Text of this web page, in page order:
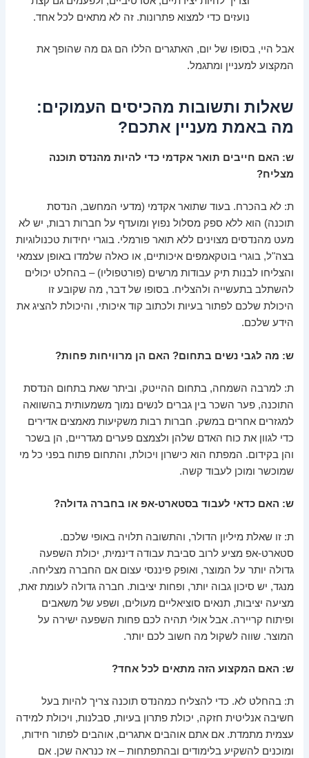
נועזים כדי למצוא פתרונות. זה לא מתאים לכל אחד.
אבל היי, בסופו של יום, האתגרים הללו הם גם מה שהופך את
המקצוע למעניין ומתגמל.
שאלות ותשובות מהכיסים העמוקים:
מה באמת מעניין אתכם?
ש: האם חייבים תואר אקדמי כדי להיות מהנדס תוכנה
מצליח?
ת: לא בהכרח. בעוד שתואר אקדמי (מדעי המחשב, הנדסת
תוכנה) הוא ללא ספק מסלול נפוץ ומועדף על חברות רבות, יש לא
מעט מהנדסים מצוינים ללא תואר פורמלי. בוגרי יחידות טכנולוגיות
בצה"ל, בוגרי בוטקאמפים איכותיים, או כאלה שלמדו באופן עצמאי
והצליחו לבנות תיק עבודות מרשים (פורטפוליו) – בהחלט יכולים
להשתלב בתעשייה ולהצליח. בסופו של דבר, מה שקובע זו
היכולת שלכם לפתור בעיות ולכתוב קוד איכותי, והיכולת להציג את
הידע שלכם.
ש: מה לגבי נשים בתחום? האם הן מרוויחות פחות?
ת: למרבה השמחה, בתחום ההייטק, וביתר שאת בתחום הנדסת
התוכנה, פער השכר בין גברים לנשים נמוך משמעותית בהשוואה
למגזרים אחרים במשק. חברות רבות משקיעות מאמצים אדירים
כדי לגוון את כוח האדם שלהן ולצמצם פערים מגדריים, הן בשכר
והן בקידום. המפתח הוא כישרון ויכולת, והתחום פתוח בפני כל מי
שמוכשר ומוכן לעבוד קשה.
ש: האם כדאי לעבוד בסטארט-אפ או בחברה גדולה?
ת: זו שאלת מיליון הדולר, והתשובה תלויה באופי שלכם.
סטארט-אפ מציע לרוב סביבת עבודה דינמית, יכולת השפעה
גדולה יותר על המוצר, ואופק פיננסי עצום אם החברה מצליחה.
מנגד, יש סיכון גבוה יותר, ופחות יציבות. חברה גדולה לעומת זאת,
מציעה יציבות, תנאים סוציאליים מעולים, ושפע של משאבים
ופיתוח קריירה. אבל אולי תהיה לכם פחות השפעה ישירה על
המוצר. שווה לשקול מה חשוב לכם יותר.
ש: האם המקצוע הזה מתאים לכל אחד?
ת: בהחלט לא. כדי להצליח כמהנדס תוכנה צריך להיות בעל
חשיבה אנליטית חזקה, יכולת פתרון בעיות, סבלנות, ויכולת למידה
עצמית מתמדת. אם אתם אוהבים אתגרים, אוהבים לפתור חידות,
ומוכנים להשקיע בלימודים ובהתפתחות – אז כנראה שכן. אם